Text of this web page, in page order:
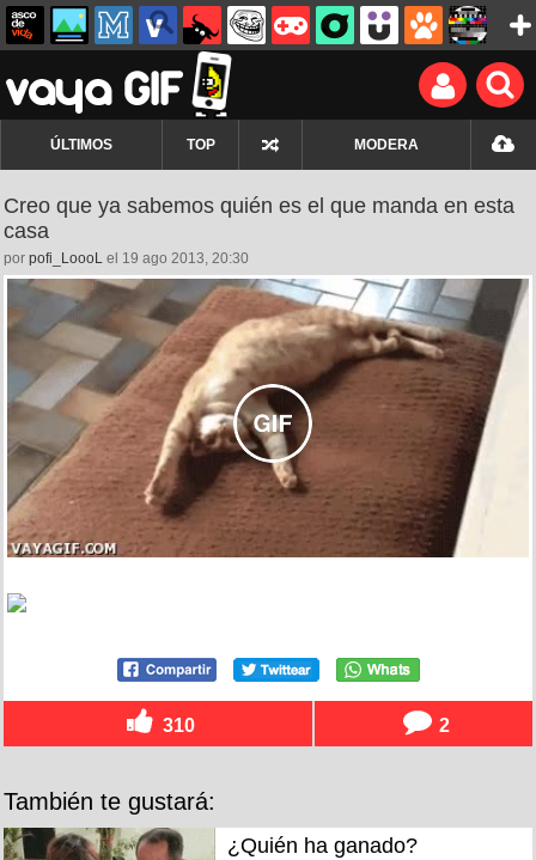
ÚLTIMOS TOP MODERA
Creo que ya sabemos quién es el que manda en esta
casa
por pofi_LoooL el 19 ago 2013, 20:30
310 2
También te gustará:
¿Quién ha ganado?